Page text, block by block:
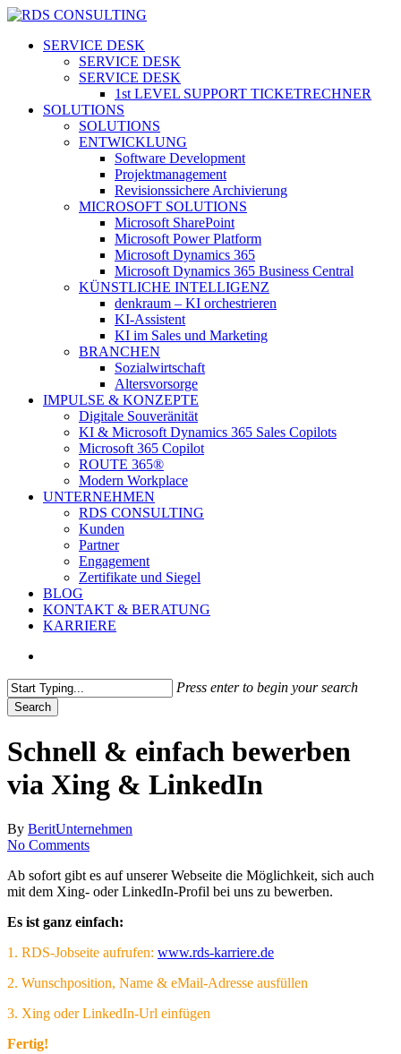
Skip
main
search
Menu
SERVICE DESK
SERVICE DESK
SERVICE DESK
1st LEVEL SUPPORT TICKETRECHNER
SOLUTIONS
SOLUTIONS
ENTWICKLUNG
Software Development
Projektmanagement
Revisionssichere Archivierung
MICROSOFT SOLUTIONS
Microsoft SharePoint
Microsoft Power Platform
Microsoft Dynamics 365
Microsoft Dynamics 365 Business Central
KÜNSTLICHE INTELLIGENZ
denkraum – KI orchestrieren
KI-Assistent
KI im Sales und Marketing
BRANCHEN
Sozialwirtschaft
Altersvorsorge
IMPULSE & KONZEPTE
Digitale Souveränität
KI & Microsoft Dynamics 365 Sales Copilots
Microsoft 365 Copilot
ROUTE 365®
Modern Workplace
UNTERNEHMEN
RDS CONSULTING
Kunden
Partner
Engagement
Zertifikate und Siegel
BLOG
KONTAKT & BERATUNG
KARRIERE
Press enter to begin your search
Search
Search
Schnell & einfach bewerben
via Xing & LinkedIn
By BeritUnternehmen
No Comments
Ab sofort gibt es auf unserer Webseite die Möglichkeit, sich auch
mit dem Xing- oder LinkedIn-Profil bei uns zu bewerben.
Es ist ganz einfach:
1. RDS-Jobseite aufrufen: www.rds-karriere.de
2. Wunschposition, Name & eMail-Adresse ausfüllen
3. Xing oder LinkedIn-Url einfügen
Fertig!